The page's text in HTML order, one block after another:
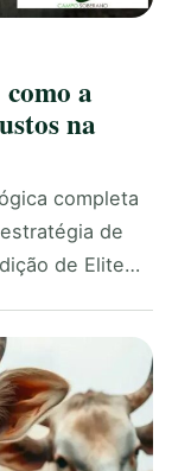
a
na
completa
de
de Elite…